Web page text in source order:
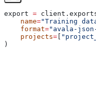
export =
    name
="Training
    format
="avala-
    projects
= [
)